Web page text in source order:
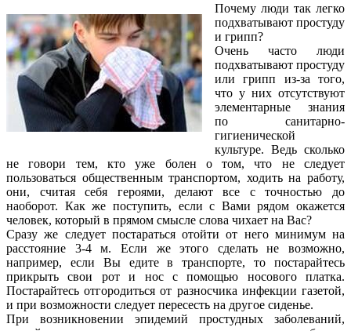
Почему люди так легко
подхватывают простуду
и грипп?
Очень часто люди
подхватывают простуду
или грипп из-за того,
что у них отсутствуют
элементарные знания
по санитарно-
гигиенической
культуре. Ведь сколько
не говори тем, кто уже болен о том, что не следует
пользоваться общественным транспортом, ходить на работу,
они, считая себя героями, делают все с точностью до
наоборот. Как же поступить, если с Вами рядом окажется
человек, который в прямом смысле слова чихает на Вас?
Сразу же следует постараться отойти от него минимум на
расстояние 3-4 м. Если же этого сделать не возможно,
например, если Вы едите в транспорте, то постарайтесь
прикрыть свои рот и нос с помощью носового платка.
Постарайтесь отгородиться от разносчика инфекции газетой,
и при возможности следует пересесть на другое сиденье.
При возникновении эпидемий простудных заболеваний,